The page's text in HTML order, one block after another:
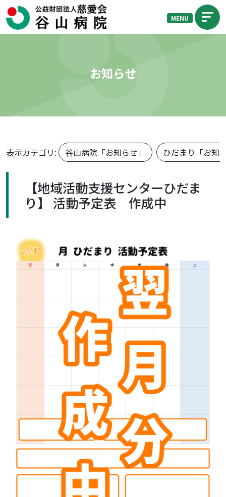
MENU
お知らせ
表示カテゴリ: 谷山病院「お知らせ」 ひだまり「お知
【地域活動支援センターひだま
り】 活動予定表 作成中